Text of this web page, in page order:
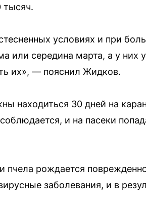
тысяч.
условиях и при
или середина марта, а у них
их», — пояснил Жидков.
находиться 30 дней на
и на пасеки
пчела рождается
заболевания, и в